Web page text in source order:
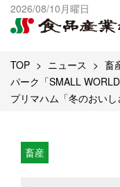
2026/08/10月曜日
出版物一覧へ
試読・購読申し込み
TOP ニュース 畜
パーク「SMALL
プリマハム「冬のおいし
畜産